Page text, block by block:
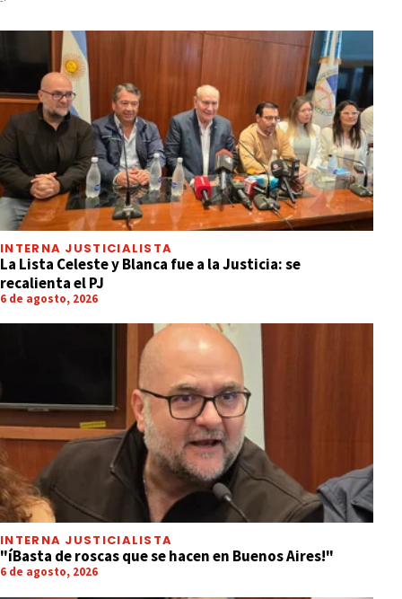
INTERNA JUSTICIALISTA
La Lista Celeste y Blanca fue a la Justicia: se
recalienta el PJ
6 de agosto, 2026
INTERNA JUSTICIALISTA
"íBasta de roscas que se hacen en Buenos Aires!"
6 de agosto, 2026